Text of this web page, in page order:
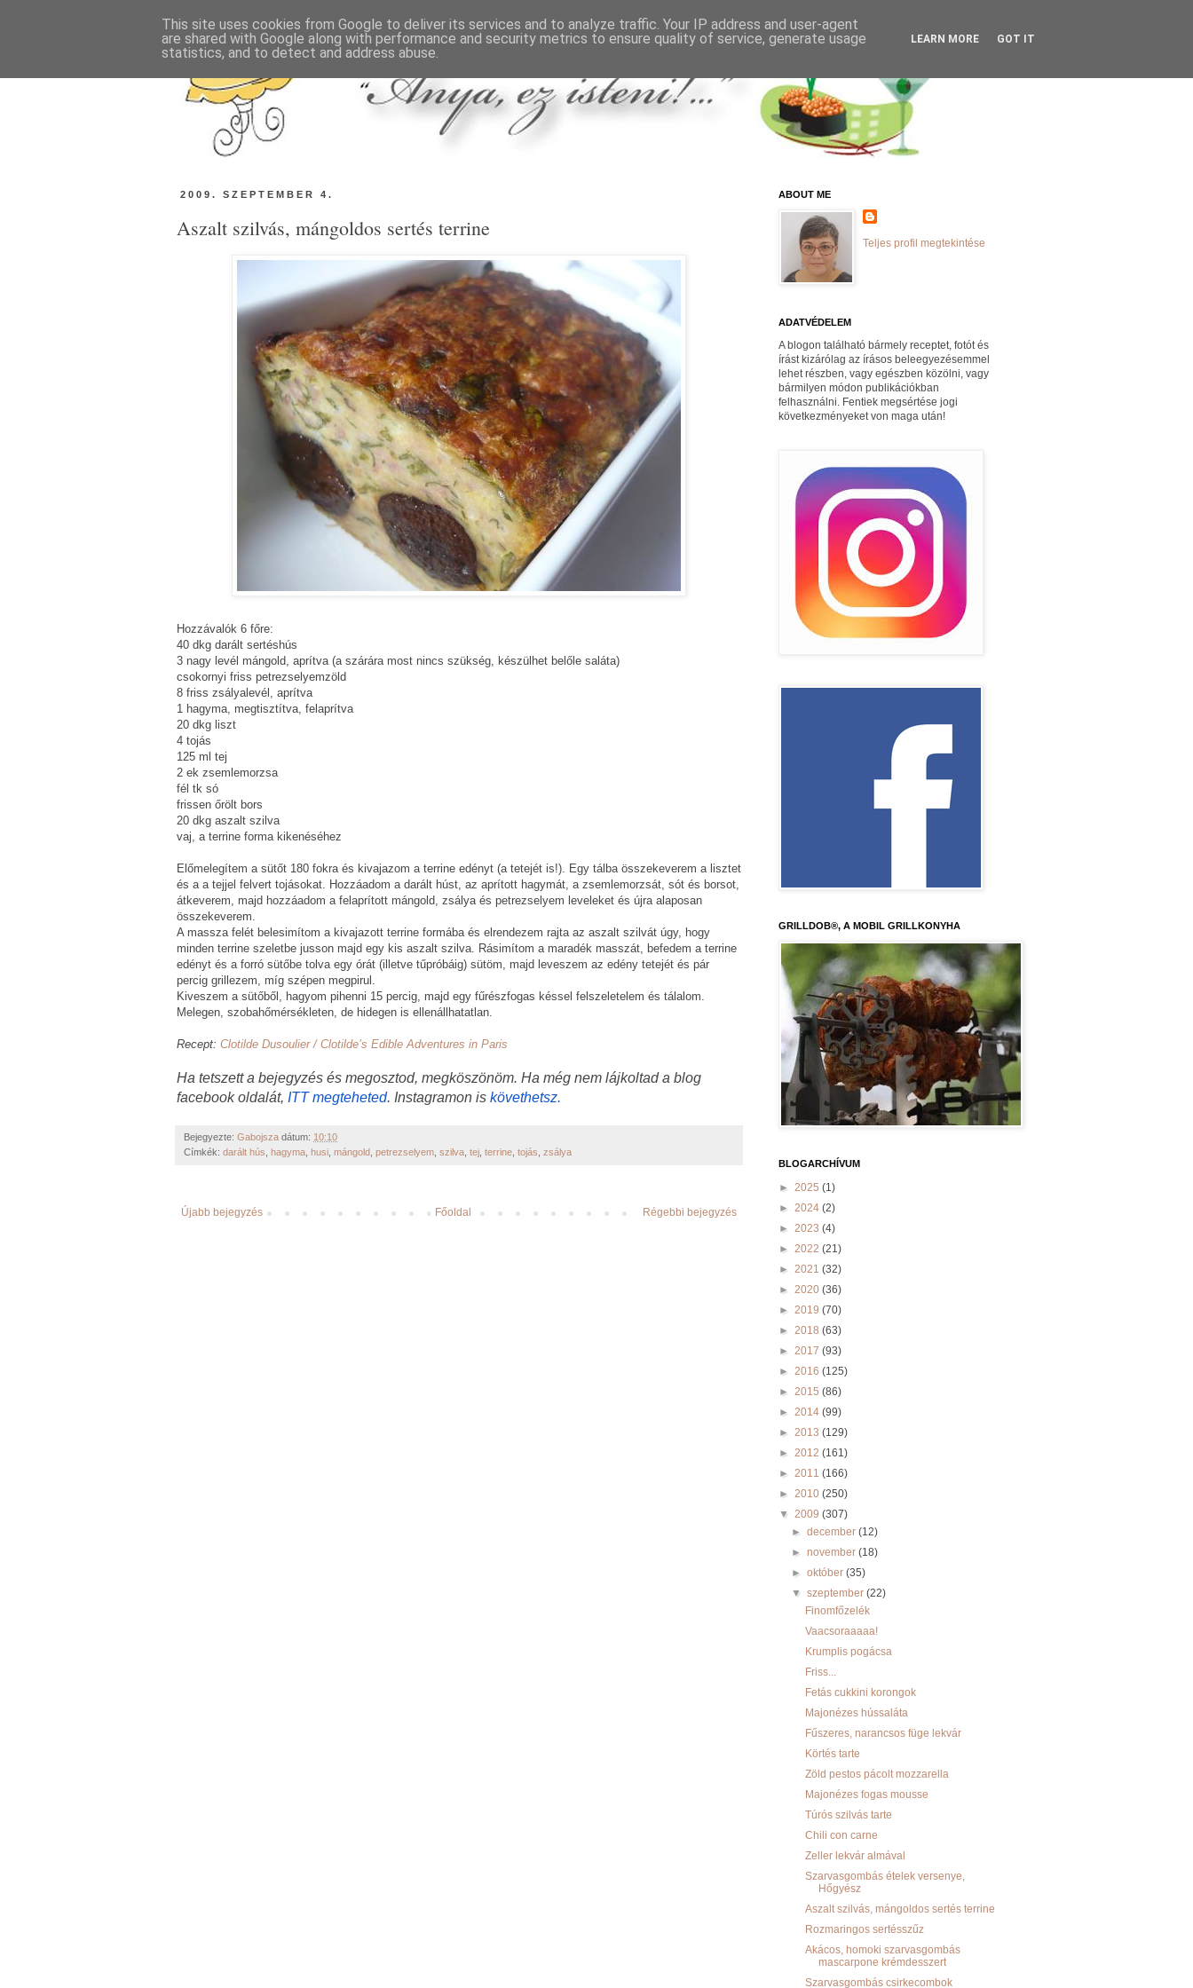
2009. SZEPTEMBER 4.
Aszalt szilvás, mángoldos sertés terrine
Hozzávalók 6 főre:
40 dkg darált sertéshús
3 nagy levél mángold, aprítva (a szárára most nincs szükség, készülhet belőle saláta)
csokornyi friss petrezselyemzöld
8 friss zsályalevél, aprítva
1 hagyma, megtisztítva, felaprítva
20 dkg liszt
4 tojás
125 ml tej
2 ek zsemlemorzsa
fél tk só
frissen őrölt bors
20 dkg aszalt szilva
vaj, a terrine forma kikenéséhez
Előmelegítem a sütőt 180 fokra és kivajazom a terrine edényt (a tetejét is!). Egy tálba összekeverem a lisztet
és a a tejjel felvert tojásokat. Hozzáadom a darált húst, az aprított hagymát, a zsemlemorzsát, sót és borsot,
átkeverem, majd hozzáadom a felaprított mángold, zsálya és petrezselyem leveleket és újra alaposan
összekeverem.
A massza felét belesimítom a kivajazott terrine formába és elrendezem rajta az aszalt szilvát úgy, hogy
minden terrine szeletbe jusson majd egy kis aszalt szilva. Rásimítom a maradék masszát, befedem a terrine
edényt és a forró sütőbe tolva egy órát (illetve tűpróbáig) sütöm, majd leveszem az edény tetejét és pár
percig grillezem, míg szépen megpirul.
Kiveszem a sütőből, hagyom pihenni 15 percig, majd egy fűrészfogas késsel felszeletelem és tálalom.
Melegen, szobahőmérsékleten, de hidegen is ellenállhatatlan.
Recept: Clotilde Dusoulier / Clotilde’s Edible Adventures in Paris
Ha tetszett a bejegyzés és megosztod, megköszönöm. Ha még nem lájkoltad a blog
facebook oldalát, ITT megteheted. Instagramon is követhetsz.
Bejegyezte: Gabojsza dátum: 10:10
Címkék: darált hús hagyma husi mángold petrezselyem szilva tej terrine tojás zsálya
Újabb bejegyzés Régebbi bejegyzés
Főoldal
ABOUT ME
Teljes profil megtekintése
ADATVÉDELEM
A blogon található bármely receptet, fotót és
írást kizárólag az írásos beleegyezésemmel
lehet részben, vagy egészben közölni, vagy
bármilyen módon publikációkban
felhasználni. Fentiek megsértése jogi
következményeket von maga után!
GRILLDOB®, A MOBIL GRILLKONYHA
BLOGARCHÍVUM
► 2025 (1)
► 2024 (2)
► 2023 (4)
► 2022 (21)
► 2021 (32)
► 2020 (36)
► 2019 (70)
► 2018 (63)
► 2017 (93)
► 2016 (125)
► 2015 (86)
► 2014 (99)
► 2013 (129)
► 2012 (161)
► 2011 (166)
► 2010 (250)
▼ 2009 (307)
►december(12)
►november(18)
►október(35)
▼szeptember(22)
Finomfőzelék
Vaacsoraaaaa!
Krumplis pogácsa
Friss...
Fetás cukkini korongok
Majonézes hússaláta
Fűszeres, narancsos füge lekvár
Körtés tarte
Zöld pestos pácolt mozzarella
Majonézes fogas mousse
Túrós szilvás tarte
Chili con carne
Zeller lekvár almával
Szarvasgombás ételek versenye,
Hőgyész
Aszalt szilvás, mángoldos sertés terrine
Rozmaringos sertésszűz
Akácos, homoki szarvasgombás
mascarpone krémdesszert
Szarvasgombás csirkecombok
This site uses cookies from Google to deliver its services and to analyze traffic. Your IP address and user-agent
are shared with Google along with performance and security metrics to ensure quality of service, generate usage
statistics, and to detect and address abuse.
LEARN MORE GOT IT